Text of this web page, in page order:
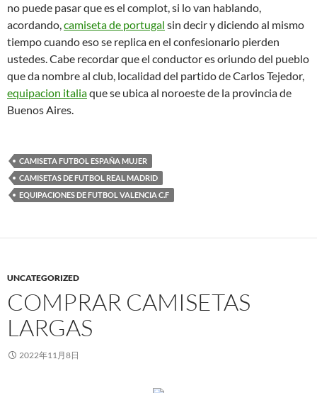
no puede pasar que es el complot, si lo van hablando,
acordando,camiseta de portugal sin decir y diciendo al mismo
tiempo cuando eso se replica en el confesionario pierden
ustedes. Cabe recordar que el conductor es oriundo del pueblo
que da nombre al club, localidad del partido de Carlos Tejedor,
equipacion italiaque se ubica al noroeste de la provincia de
Buenos Aires.
CAMISETA FUTBOL ESPAÑA MUJER
CAMISETAS DE FUTBOL REAL MADRID
EQUIPACIONES DE FUTBOL VALENCIA C.F
UNCATEGORIZED
COMPRAR CAMISETAS
LARGAS
2022年11月8日